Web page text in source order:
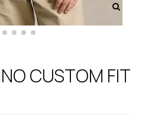
CUSTOM FIT